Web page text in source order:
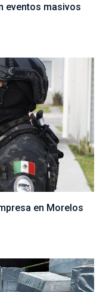
eventos masivos
en Morelos